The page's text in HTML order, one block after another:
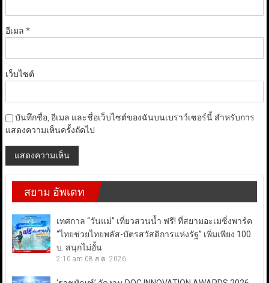
อีเมล *
เว็บไซต์
บันทึกชื่อ, อีเมล และชื่อเว็บไซต์ของฉันบนเบราว์เซอร์นี้ สำหรับการ
แสดงความเห็นครั้งถัดไป
สยาม อัพเดท
เทศกาล “วันแม่” เที่ยวสวนน้ำ ฟรี! ที่สยามอะเมซิ่งพาร์ค
“ไทยช่วยไทยพลัส-บัตรสวัสดิการแห่งรัฐ” เพิ่มเพียง 100
บ. สนุกไม่อั้น
2:10 am 08 ส.ค. 2026